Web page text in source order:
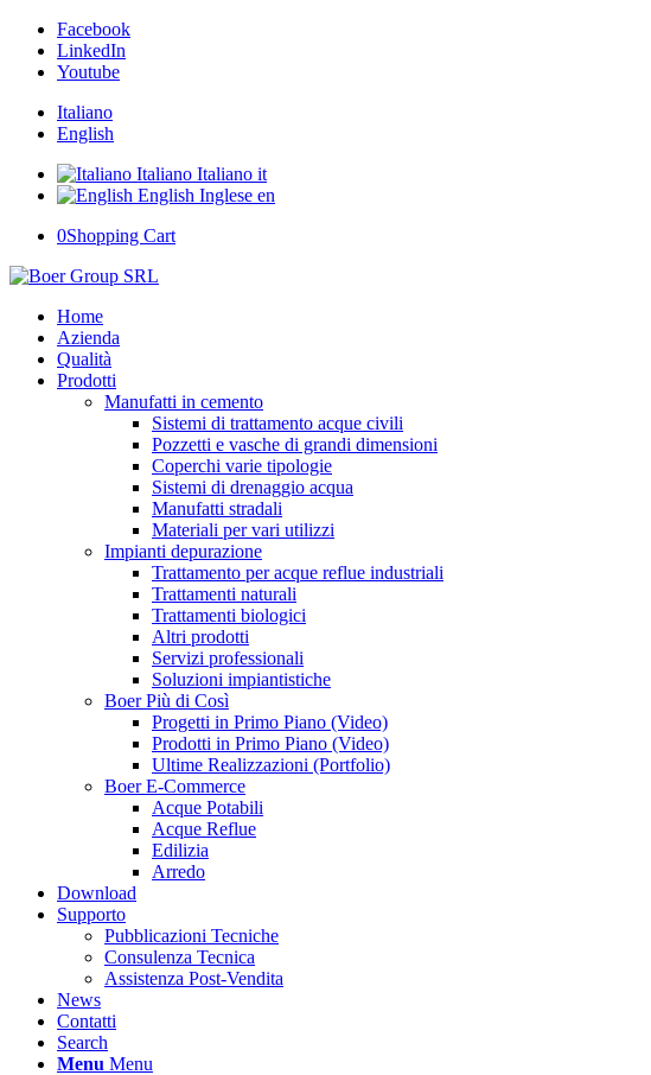
Facebook
LinkedIn
Youtube
Italiano
English
Italiano Italiano it
English Inglese en
0Shopping Cart
Home
Azienda
Qualità
Prodotti
Manufatti in cemento
Sistemi di trattamento acque civili
Pozzetti e vasche di grandi dimensioni
Coperchi varie tipologie
Sistemi di drenaggio acqua
Manufatti stradali
Materiali per vari utilizzi
Impianti depurazione
Trattamento per acque reflue industriali
Trattamenti naturali
Trattamenti biologici
Altri prodotti
Servizi professionali
Soluzioni impiantistiche
Boer Più di Così
Progetti in Primo Piano (Video)
Prodotti in Primo Piano (Video)
Ultime Realizzazioni (Portfolio)
Boer E-Commerce
Acque Potabili
Acque Reflue
Edilizia
Arredo
Download
Supporto
Pubblicazioni Tecniche
Consulenza Tecnica
Assistenza Post-Vendita
News
Contatti
Search
Menu Menu